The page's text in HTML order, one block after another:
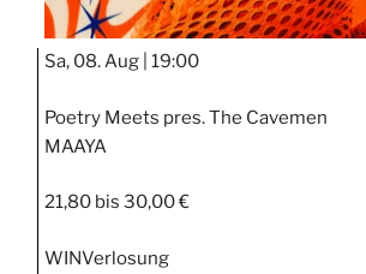
Sa, 08. Aug | 19:00
Poetry Meets pres. The Cavemen
MAAYA
21,80 bis 30,00 €
WINVerlosung